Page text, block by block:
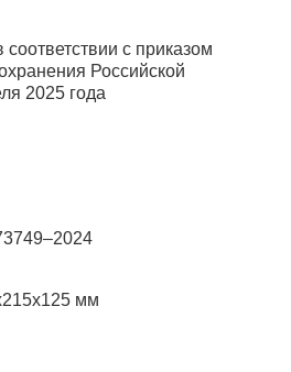
соответствии с приказом
Российской
2025 года
мм